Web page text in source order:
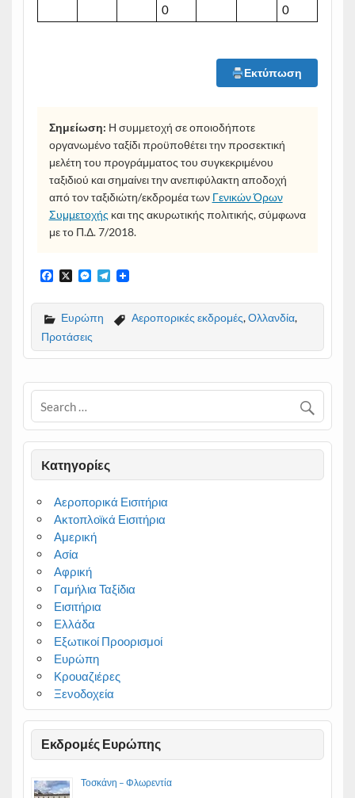
0
0
Εκτύπωση
Σημείωση: Η συμμετοχή σε οποιοδήποτε
οργανωμένο ταξίδι προϋποθέτει την προσεκτική
μελέτη του προγράμματος του συγκεκριμένου
ταξιδιού και σημαίνει την ανεπιφύλακτη αποδοχή
από τον ταξιδιώτη/εκδρομέα των Γενικών Όρων
Συμμετοχής και της ακυρωτικής πολιτικής, σύμφωνα
με το Π.Δ. 7/2018.
F
c
b
o
o
k
X
M
s
s
e
n
g
e
T
l
g
a
m
Ευρώπη Αεροπορικές εκδρομές,Ολλανδία,
Προτάσεις
Kατηγορίες
Αεροπορικά Εισιτήρια
Ακτοπλοϊκά Εισιτήρια
Αμερική
Ασία
Αφρική
Γαμήλια Ταξίδια
Εισιτήρια
Ελλάδα
Εξωτικοί Προορισμοί
Ευρώπη
Κρουαζιέρες
Ξενοδοχεία
Εκδρομές Ευρώπης
Τοσκάνη – Φλωρεντία